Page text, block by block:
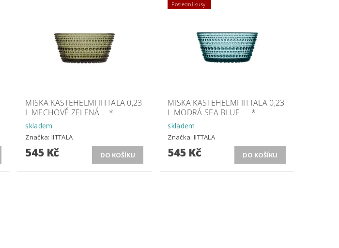
MISKA KASTEHELMI IITTALA 0,23
L MECHOVĚ ZELENÁ __*
skladem
Značka:IITTALA
545 Kč
Poslední kusy!
MISKA KASTEHELMI IITTALA 0,23
L MODRÁ SEA BLUE __ *
skladem
Značka: IITTALA
545 Kč